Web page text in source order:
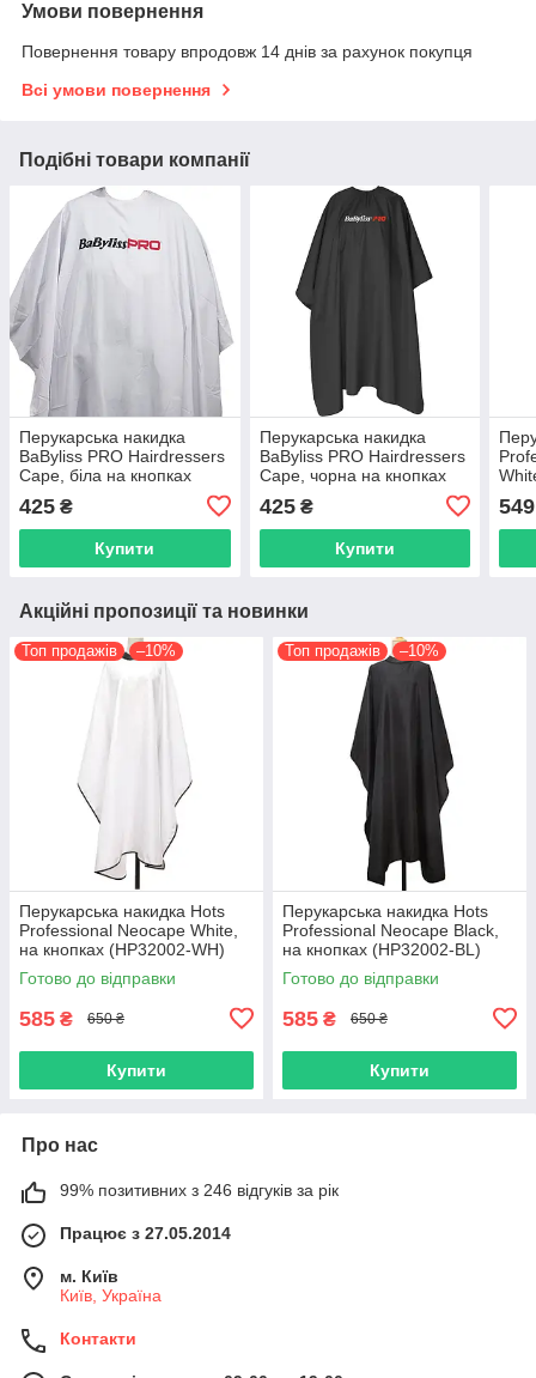
Умови повернення
Повернення товару впродовж 14 днів за рахунок покупця
Всі умови повернення
Подібні товари компанії
Перукарська накидка
BaByliss PRO Hairdressers
Cape, біла на кнопках
425 ₴
Купити
Перукарська накидка
BaByliss PRO Hairdressers
Cape, чорна на кнопках
425₴
Купити
549
Акційні пропозиції та новинки
Топ продажів –10%
Перукарська накидка Hots
Professional Neocape White,
на кнопках (HP32002-WH)
Готово до відправки
585 ₴ 650 ₴
Купити
Топ продажів –10%
Перукарська накидка Hots
Professional Neocape Black,
на кнопках (HP32002-BL)
Готово до відправки
585 ₴ 650 ₴
Купити
Про нас
99% позитивних з 246 відгуків за рік
Працює з 27.05.2014
м. Київ
Київ, Україна
Контакти